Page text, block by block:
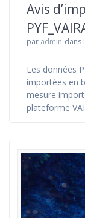
Avis
par admin dans
Les données
importées en
mesure
plateforme